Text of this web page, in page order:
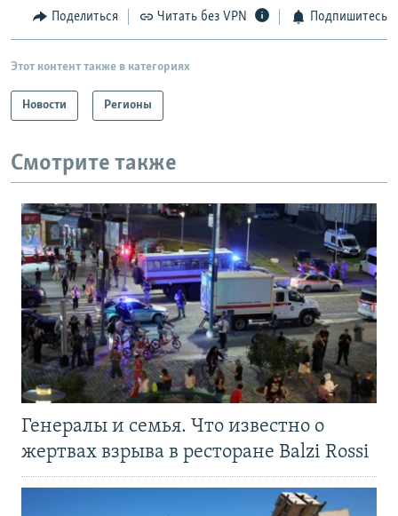
Поделиться Читать без VPN Подпишитесь
Этот контент также в категориях
Новости Регионы
Смотрите также
Генералы и семья. Что известно о
жертвах взрыва в ресторане Balzi Rossi